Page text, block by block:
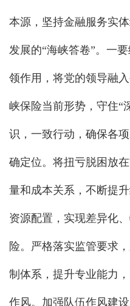
本源，坚持金融服务实
发展的“海峡答卷”。一
领作用，将党的领导融
峡保险当前形势，守住“
识，一致行动，确保各
确定位。将扭亏脱困放
量和成本关系，不断提
资源配置，实现差异化
险。严格落实监管要求
制体系，提升专业能力
作风。加强队伍作风建